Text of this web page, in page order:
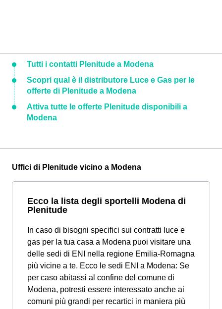
Tutti i contatti Plenitude a Modena
Scopri qual è il distributore Luce e Gas per le
offerte di Plenitude a Modena
Attiva tutte le offerte Plenitude disponibili a
Modena
Uffici di Plenitude vicino a Modena
Ecco la lista degli sportelli Modena di
Plenitude
In caso di bisogni specifici sui contratti luce e
gas per la tua casa a Modena puoi visitare una
delle sedi di ENI nella regione Emilia-Romagna
più vicine a te. Ecco le sedi ENI a Modena: Se
per caso abitassi al confine del comune di
Modena, potresti essere interessato anche ai
comuni più grandi per recartici in maniera più